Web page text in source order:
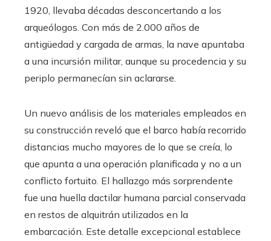
1920, llevaba décadas desconcertando a los
arqueólogos. Con más de 2.000 años de
antigüedad y cargada de armas, la nave apuntaba
a una incursión militar, aunque su procedencia y su
periplo permanecían sin aclararse.
Un nuevo análisis de los materiales empleados en
su construcción reveló que el barco había recorrido
distancias mucho mayores de lo que se creía, lo
que apunta a una operación planificada y no a un
conflicto fortuito. El hallazgo más sorprendente
fue una huella dactilar humana parcial conservada
en restos de alquitrán utilizados en la
embarcación. Este detalle excepcional establece